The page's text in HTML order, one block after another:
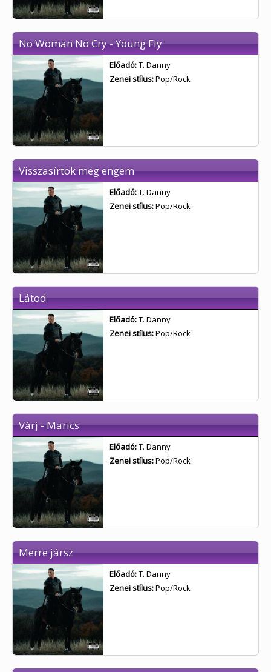
No Woman No Cry - Young Fly
Előadó:T. Danny
Zenei stílus:Pop/Rock
Visszasírtok még engem
Előadó:T. Danny
Zenei stílus:Pop/Rock
Látod
Előadó:T. Danny
Zenei stílus:Pop/Rock
Várj - Marics
Előadó:T. Danny
Zenei stílus:Pop/Rock
Merre jársz
Előadó:T. Danny
Zenei stílus:Pop/Rock